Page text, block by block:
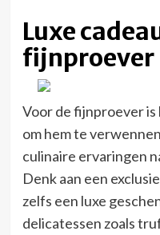
Luxe
fijnproever
Voor de fijnproever
om hem te
culinaire ervaringen
Denk aan een
zelfs een luxe
delicatessen zoals